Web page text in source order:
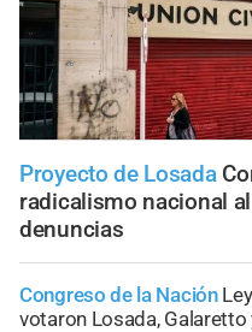
Proyecto de Losada
radicalismo nacional
denuncias
Congreso de la Nación
votaron Losada,